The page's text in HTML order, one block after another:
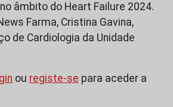
âmbito do Heart Failure 2024.
Farma, Cristina Gavina,
de Cardiologia da Unidade
ou registe-se para aceder a